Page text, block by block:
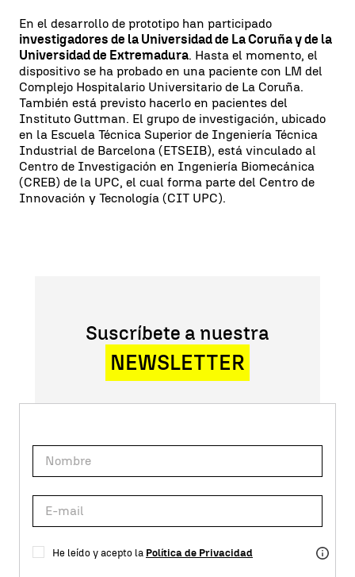
En el desarrollo de prototipo han participado
investigadores de la Universidad de La Coruña y de la
Universidad de Extremadura. Hasta el momento, el
dispositivo se ha probado en una paciente con LM del
Complejo Hospitalario Universitario de La Coruña.
También está previsto hacerlo en pacientes del
Instituto Guttman. El grupo de investigación, ubicado
en la Escuela Técnica Superior de Ingeniería Técnica
Industrial de Barcelona (ETSEIB), está vinculado al
Centro de Investigación en Ingeniería Biomecánica
(CREB) de la UPC, el cual forma parte del Centro de
Innovación y Tecnología (CIT UPC).
Suscríbete a nuestra
NEWSLETTER
He leído y acepto la Política de Privacidad